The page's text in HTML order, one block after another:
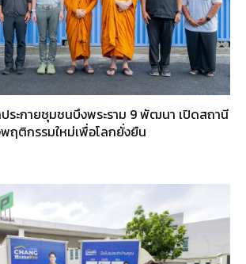
ระกายชุมชนบึงพระราม 9 พัฒนา เปิดสถานี
ฤติกรรมใหม่เพื่อโลกยั่งยืน